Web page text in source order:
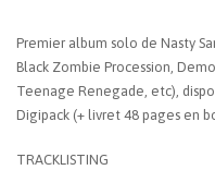
Premier album solo de Nasty
Black Zombie Procession,
Teenage Renegade, etc),
Digipack (+ livret 48 pages en
TRACKLISTING